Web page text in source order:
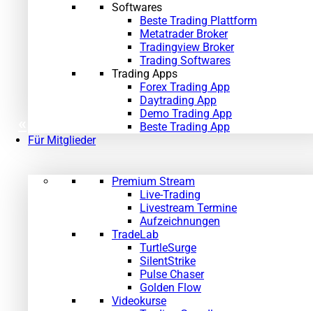
Softwares
Beste Trading Plattform
Metatrader Broker
Tradingview Broker
Trading Softwares
Trading Apps
Forex Trading App
Daytrading App
Demo Trading App
Beste Trading App
Für Mitglieder
Premium Stream
Live-Trading
Livestream Termine
Aufzeichnungen
TradeLab
TurtleSurge
SilentStrike
Pulse Chaser
Golden Flow
Videokurse